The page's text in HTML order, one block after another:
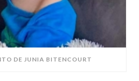
DE JUNIA BITENCOURT